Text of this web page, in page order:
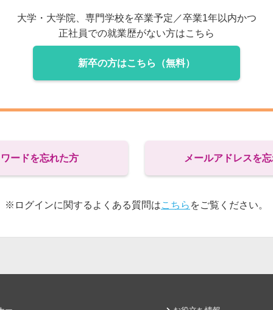
大学・大学院、専門学校を卒業予定／卒業1年以内かつ
正社員での就業歴がない方はこちら
新卒の方はこちら（無料）
ードを忘れた方 メールアドレスを
※ログインに関するよくある質問はこちら をご覧ください。